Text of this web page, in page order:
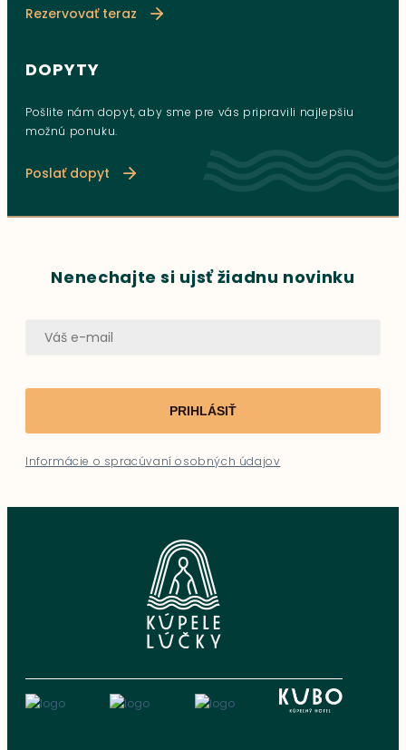
Rezervovať teraz
DOPYTY
Pošlite nám dopyt, aby sme pre vás pripravili najlepšiu
možnú ponuku.
Poslať dopyt
Nenechajte si ujsť žiadnu novinku
PRIHLÁSIŤ
Informácie o spracúvaní osobných údajov